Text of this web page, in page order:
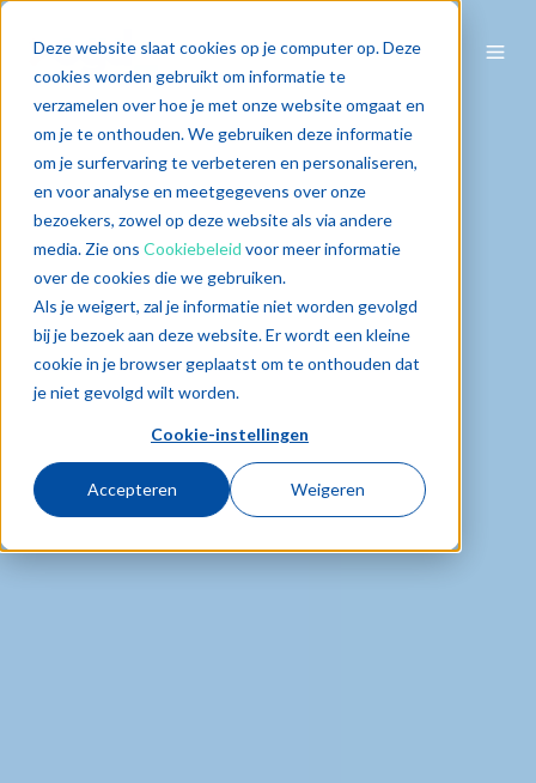
Deze website slaat cookies op je computer op. Deze
cookies worden gebruikt om informatie te
verzamelen over hoe je met onze website omgaat en
om je te onthouden. We gebruiken deze informatie
om je surfervaring te verbeteren en personaliseren,
en voor analyse en meetgegevens over onze
bezoekers, zowel op deze website als via andere
media. Zie ons Cookiebeleid voor meer informatie
over de cookies die we gebruiken.
Als je weigert, zal je informatie niet worden gevolgd
bij je bezoek aan deze website. Er wordt een kleine
cookie in je browser geplaatst om te onthouden dat
je niet gevolgd wilt worden.
Cookie-instellingen
Accepteren Weigeren